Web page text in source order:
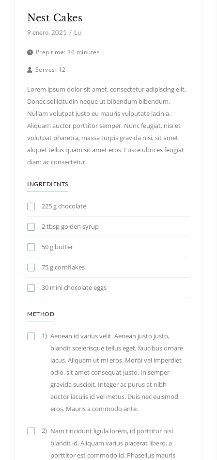
Nest Cakes
9 enero, 2021 Lu
Prep time: 30 minutes
Serves: 12
Lorem ipsum dolor sit amet, consectetur adipiscing elit.
Donec sollicitudin neque ut bibendum bibendum.
Nullam volutpat justo eu mauris vulputate lacinia.
Aliquam auctor porttitor semper. Nunc feugiat, nisi et
volutpat pharetra, massa turpis gravida nisi, sit amet
aliquet tellus quam sit amet eros. Fusce ultrices feugiat
diam ac consectetur.
INGREDIENTS
225 g chocolate
2 tbsp golden syrup
50 g butter
75 g cornflakes
30 mini chocolate eggs
METHOD
1) Aenean id varius velit. Aenean justo justo,
blandit scelerisque tellus eget, faucibus ornare
lacus. Aliquam ut mi eros. Morbi vel imperdiet
odio, sit amet consequat justo. In semper
gravida suscipit. Integer ac purus at nibh
auctor iaculis id vel metus. Duis nec euismod
eros. Mauris a commodo ante.
2) Nam tincidunt ligula lorem, id porttitor nisl
blandit id. Aliquam varius placerat libero, a
porttitor est commodo id. Phasellus mauris